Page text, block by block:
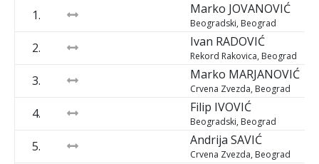
1. Marko JOVANOVIĆ
Beogradski, Beograd
2. Ivan RADOVIĆ
Rekord Rakovica, Beograd
3. Marko MARJANOVIĆ
Crvena Zvezda, Beograd
4. Filip IVOVIĆ
Beogradski, Beograd
5. Andrija SAVIĆ
Crvena Zvezda, Beograd